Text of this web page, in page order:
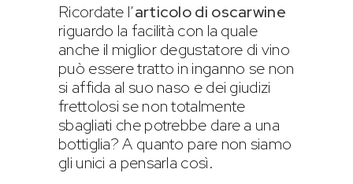
Ricordate l’articolo di oscarwine
riguardo la facilità con la quale
anche il miglior degustatore di vino
può essere tratto in inganno se non
si affida al suo naso e dei giudizi
frettolosi se non totalmente
sbagliati che potrebbe dare a una
bottiglia? A quanto pare non siamo
gli unici a pensarla così.